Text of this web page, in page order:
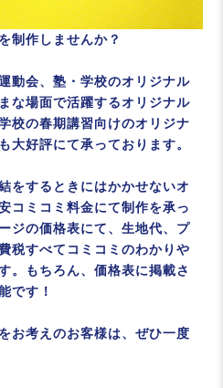
制作しませんか？
動会、塾・学校のオリジナル
な場面で活躍するオリジナル
校の春期講習向けのオリジナ
大好評にて承っております。
をするときにはかかせないオ
コミコミ料金にて制作を承っ
ジの価格表にて、生地代、プ
税すべてコミコミのわかりや
。もちろん、価格表に掲載さ
です！
お考えのお客様は、ぜひ一度